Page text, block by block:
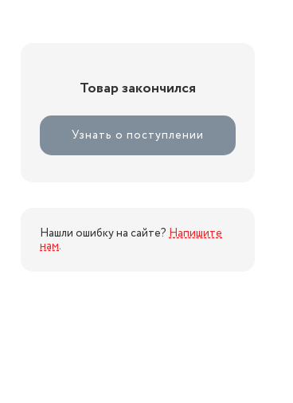
Товар закончился
Узнать о поступлении
Нашли ошибку на сайте? Напишите
нам.